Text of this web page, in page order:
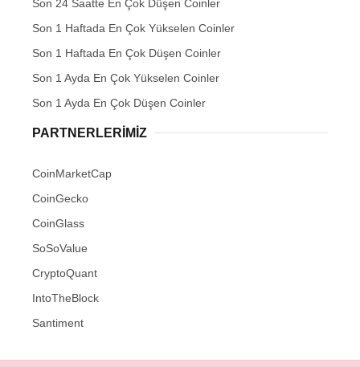
Son 24 Saatte En Çok Düşen Coinler
Son 1 Haftada En Çok Yükselen Coinler
Son 1 Haftada En Çok Düşen Coinler
Son 1 Ayda En Çok Yükselen Coinler
Son 1 Ayda En Çok Düşen Coinler
PARTNERLERIMIZ
CoinMarketCap
CoinGecko
CoinGlass
SoSoValue
CryptoQuant
IntoTheBlock
Santiment